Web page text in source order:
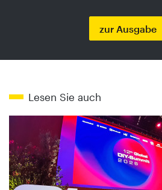
zur Ausgabe
Lesen Sie auch